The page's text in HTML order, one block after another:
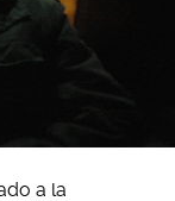
a la